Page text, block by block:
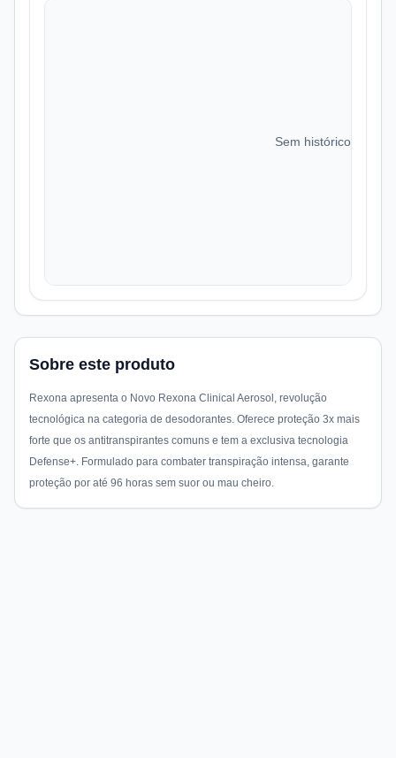
Sem histórico de
Sobre este produto
Rexona apresenta o Novo Rexona Clinical Aerosol, revolução
tecnológica na categoria de desodorantes. Oferece proteção 3x mais
forte que os antitranspirantes comuns e tem a exclusiva tecnologia
Defense+. Formulado para combater transpiração intensa, garante
proteção por até 96 horas sem suor ou mau cheiro.